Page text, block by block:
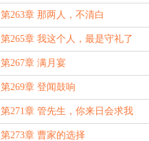
第263章 那两人，不清白
第265章 我这个人，最是守礼了
第267章 满月宴
第269章 登闻鼓响
第271章 管先生，你来日会求我
第273章 曹家的选择